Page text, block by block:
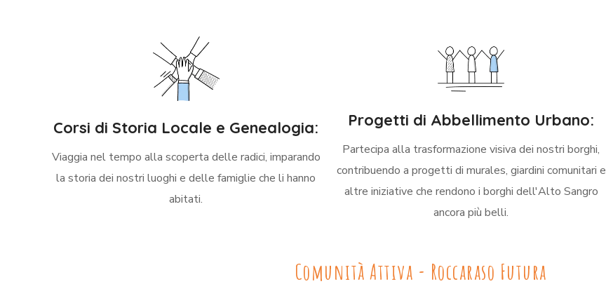
Corsi di Storia Locale e Genealogia:
Viaggia nel tempo alla scoperta delle radici, imparando
la storia dei nostri luoghi e delle famiglie che li hanno
abitati.
Progetti di Abbellimento Urbano:
Partecipa alla trasformazione visiva dei nostri borghi,
contribuendo a progetti di murales, giardini comunitari e
altre iniziative che rendono i borghi dell'Alto Sangro
ancora più belli.
Comunità Attiva - Roccaraso Futura